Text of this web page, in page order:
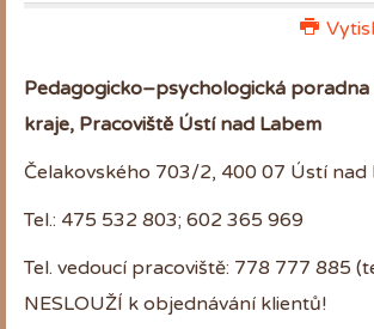
Pedagogicko–psychologická
kraje, Pracoviště Ústí nad Labem
Čelakovského 703/2, 400 07 Ústí nad
Tel.: 475 532 803; 602 365 969
Tel. vedoucí pracoviště: 778 777 885
NESLOUŽÍ k objednávání klientů!